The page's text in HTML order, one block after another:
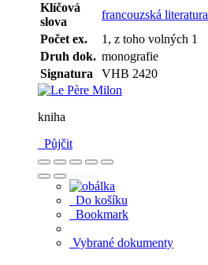
Klíčová
slova
francouzská literatura
Počet ex.
1, z toho volných 1
Druh dok. monografie
Signatura
VHB 2420
kniha
Půjčit
Do košíku
Bookmark
Vybrané dokumenty